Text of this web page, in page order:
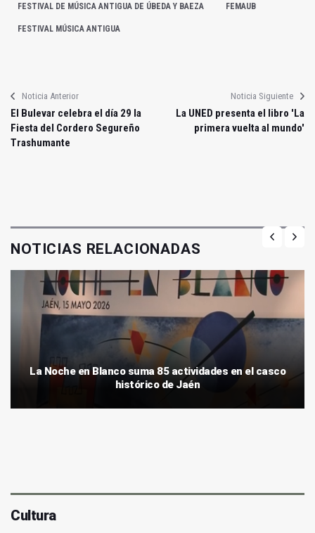
FESTIVAL DE MÚSICA ANTIGUA DE ÚBEDA Y BAEZA FEMAUB
FESTIVAL MÚSICA ANTIGUA
Noticia Anterior
El Bulevar celebra el día 29 la
Fiesta del Cordero Segureño
Trashumante
Noticia Siguiente
La UNED presenta el libro 'La
primera vuelta al mundo'
NOTICIAS RELACIONADAS
La Noche en Blanco suma 85 actividades en el casco
histórico de Jaén
Cultura